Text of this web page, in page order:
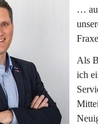
…
Als
ich